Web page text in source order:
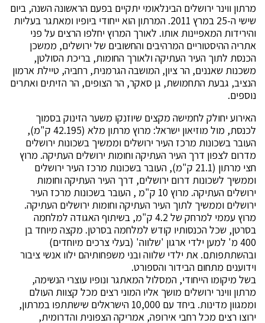
מרתון ווינר ירושלים הבינלאומי יתקיים בפעם הראשונה השנה, ביום
שישי ה-25 במרץ 2011. המרתון הוא ייחודי ביופיו ומאתגר בעליות
והירידות המאפיינות אותו. לאורך המרוץ יחלפו הרצים על פני
אתריה ההיסטוריים המרהיבים והחשובים של ירושלים, ממשכן
הכנסת לתוך העיר העתיקה ולאורך החומות, בריכת הסולטן,
משכנות שאננים, הר ציון, המושבה הגרמנית, רחביה, טיילת ארמון
הנציב, גבעת התחמושת, גן סאקר, הר הצופים, הר הזיתים ואתרים
נוספים.
האירוע יחולק לחמישה מקצים שיוזנקו משער הזינוק בסמוך
לכנסת, מול מוזיאון ישראל: מרוץ מרתון מלא (42.195 ק"מ),
העובר בשכונות מרכז העיר ירושלים וממשיך בשכונות ירושלים
מדרום לצפון דרך העיר העתיקה וחומות ירושלים העתיקה. מרוץ
חצי מרתון (21.1 ק"מ), העובר בשכונות מרכז העיר ירושלים
וממשיך לשכונות דרום ירושלים, דרך העיר העתיקה וחומות
ירושלים העתיקה. מרוץ 10 ק"מ , העובר בשכונות מרכז העיר
ירושלים וממשיך לתוך העיר העתיקה וחומות ירושלים העתיקה.
מרוץ עממי למרחק של 4.2 ק"מ, בשיתוף האגודה למלחמה
בסרטן, שכל הכנסותיו קודש למלחמה בסרטן. מקצה מיוחד בן
400 מ' למען ילדי ארגון 'שלווה' (בעלי צרכים מיוחדים)
ובהשתתפותם. את ילדי שלווה ובני משפחותיהם ילוו אנשי ציבור
וידוענים מתחום הבידור והספורט.
בשל מיקומו הייחודי, המסלול המאתגר ונופיו עוצרי הנשימה,
מרתון ווינר ירושלים מושך אליו המוני רצים מכל קצוות העולם
וממגוון מדינות. ביחד עם 10,000 הישראלים שישתתפו במרתון,
ירוצו רצים מכל רחבי אירופה, אמריקה הצפונית והדרומית,